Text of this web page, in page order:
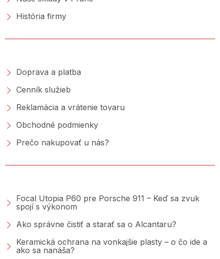
História firmy
Doprava a platba
Cenník služieb
Reklamácia a vrátenie tovaru
Obchodné podmienky
Prečo nakupovať u nás?
Focal Utopia P60 pre Porsche 911 – Keď sa zvuk
spojí s výkonom
Ako správne čistiť a starať sa o Alcantaru?
Keramická ochrana na vonkajšie plasty – o čo ide a
ako sa nanáša?